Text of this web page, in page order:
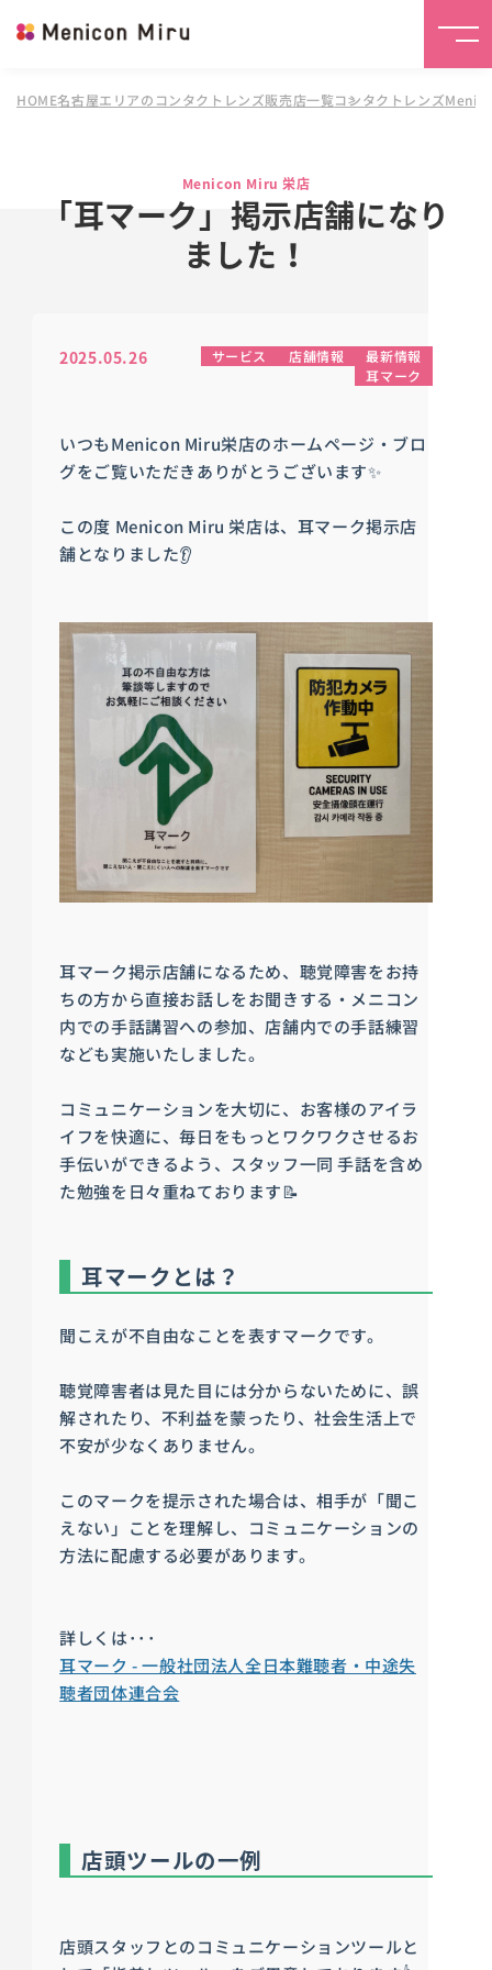
HOME名古屋エリアのコンタクトレンズ販売店一覧コンタクトレンズ
Menicon Miru 栄店
「耳マーク」掲示店舗になり
ました！
2025.05.26 サービス 店舗情報
最新情報
耳マーク
いつもMenicon Miru栄店のホームページ・ブロ
グをご覧いただきありがとうございます✨
この度 Menicon Miru 栄店は、耳マーク掲示店
舗となりました👂
耳マーク掲示店舗になるため、聴覚障害をお持
ちの方から直接お話しをお聞きする・メニコン
内での手話講習への参加、店舗内での手話練習
なども実施いたしました。
コミュニケーションを大切に、お客様のアイラ
イフを快適に、毎日をもっとワクワクさせるお
手伝いができるよう、スタッフ一同 手話を含め
た勉強を日々重ねております📝
耳マークとは？
聞こえが不自由なことを表すマークです。
聴覚障害者は見た目には分からないために、誤
解されたり、不利益を蒙ったり、社会生活上で
不安が少なくありません。
このマークを提示された場合は、相手が「聞こ
えない」ことを理解し、コミュニケーションの
方法に配慮する必要があります。
詳しくは･･･
耳マーク - 一般社団法人全日本難聴者・中途失
聴者団体連合会
店頭ツールの一例
店頭スタッフとのコミュニケーションツールと